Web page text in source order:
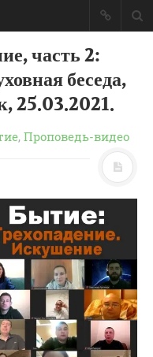
часть 2:
беседа,
25.03.2021.
, Проповедь-видео